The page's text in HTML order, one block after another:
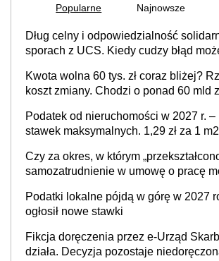
Popularne Najnowsze
Dług celny i odpowiedzialność
sporach z UCS. Kiedy cudzy błąd
Kwota wolna 60 tys. zł coraz bliżej?
koszt zmiany. Chodzi o ponad 60 mld
Podatek od nieruchomości w 2027 r. –
stawek maksymalnych. 1,29 zł za 1
prowadzeniem działalności
Czy za okres, w którym
samozatrudnienie w umowę o pracę
cywilnoprawnej jedynym racjonalnym
Podatki lokalne pójdą w górę w 2027
ogłosił nowe stawki
Fikcja doręczenia przez e-Urząd
działa. Decyzja pozostaje